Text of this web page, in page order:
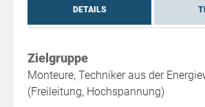
DETAILS
Zielgruppe
Monteure, Techniker aus der
(Freileitung, Hochspannung)